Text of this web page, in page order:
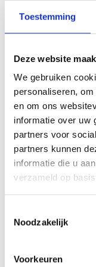
Toestemming
Deze website
We gebruiken
personaliseren,
en om ons
informatie over uw
partners voor
partners kunnen
informatie die u
verzameld op
Noodzakelijk
Voorkeuren